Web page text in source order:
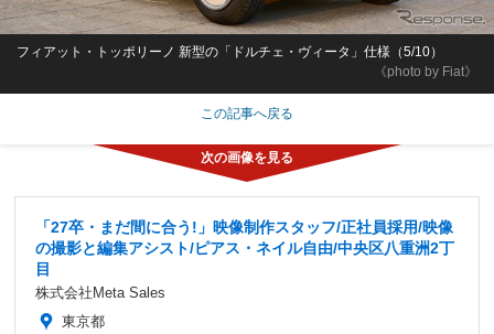
《photo by Fiat》
フィアット・トッポリーノ 新型の「ドルチェ・ヴィータ」仕様（5/10）
この記事へ戻る
「27卒・まだ間に合う!」映像制作スタッフ/正社員採用/映像
の撮影と編集アシスト/ピアス・ネイル自由/中央区八重洲2丁
目
株式会社Meta Sales
東京都